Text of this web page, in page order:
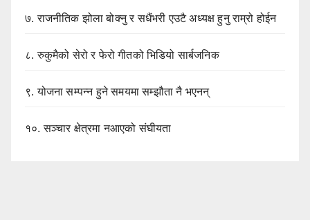
७.राजनीतिक झोला बोक्नु र सधैंभरी एउटै अध्यक्ष हुनु राम्रो होईन
८.रुकुमैको सेरो र फेरो गीतको भिडियो सार्बजनिक
९.योजना सम्पन्न हुने समयमा सम्झौता नै भएनन्
१०.सञ्चार क्षेत्रमा नआएको संघीयता